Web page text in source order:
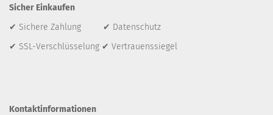
Sicher Einkaufen
✔ Sichere Zahlung ✔ Datenschutz
✔ SSL-Verschlüsselung ✔ Vertrauenssiegel
Kontaktinformationen